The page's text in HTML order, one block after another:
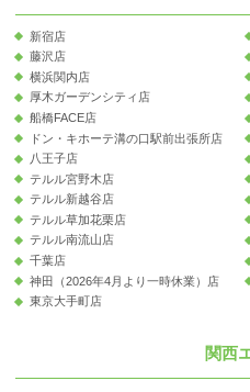
新宿店
藤沢店
横浜関内店
厚木ガーデンシティ店
船橋FACE店
ドン・キホーテ溝の口駅前出張所店
八王子店
テルル宮野木店
テルル新越谷店
テルル草加花栗店
テルル南流山店
千葉店
神田（2026年4月より一時休業）店
東京大手町店
関西